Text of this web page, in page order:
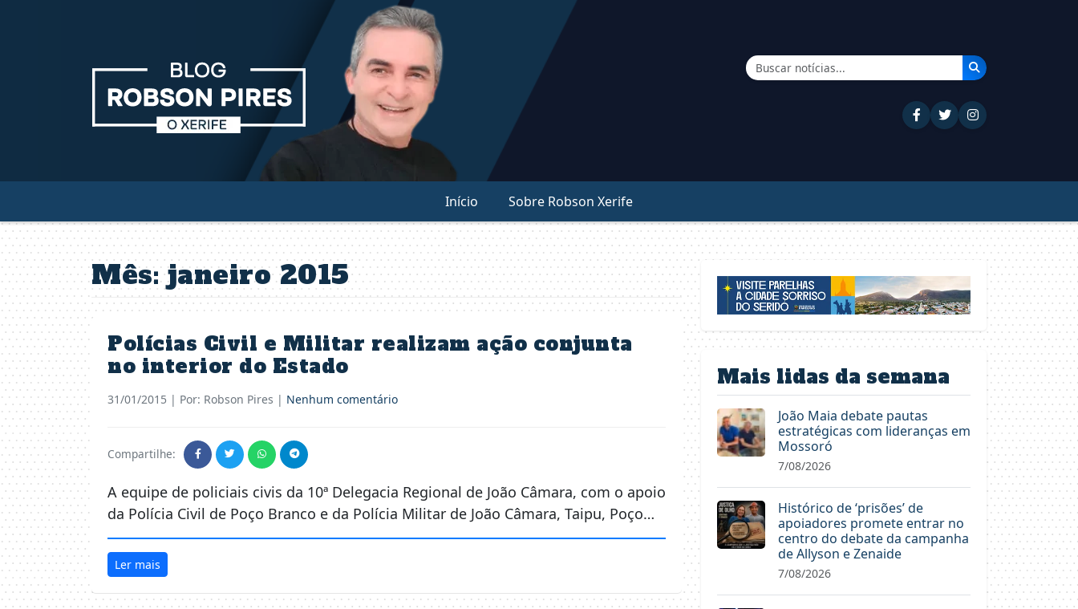
Início Sobre Robson Xerife
Mês:janeiro 2015
Polícias Civil e Militar realizam ação conjunta
no interior do Estado
31/01/2015 | Por: Robson Pires | Nenhum comentário
Compartilhe:
A equipe de policiais civis da 10ª Delegacia Regional de João Câmara, com o apoio
da Polícia Civil de Poço Branco e da Polícia Militar de João Câmara, Taipu, Poço…
Ler mais
Mais lidas da semana
João Maia debate pautas
estratégicas com lideranças em
Mossoró
7/08/2026
Histórico de ‘prisões’ de
apoiadores promete entrar no
centro do debate da campanha
de Allyson e Zenaide
7/08/2026